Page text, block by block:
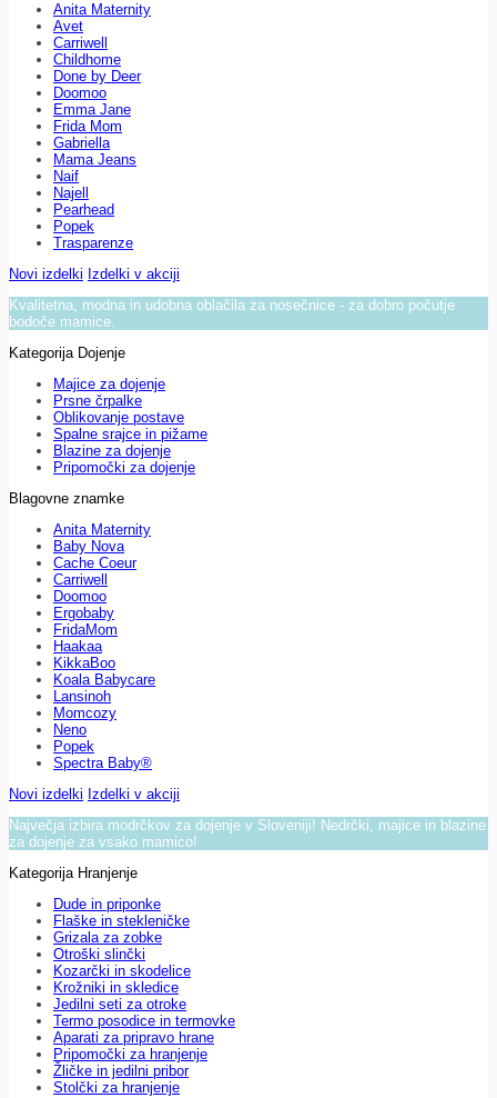
Anita Maternity
Avet
Carriwell
Childhome
Done by Deer
Doomoo
Emma Jane
Frida Mom
Gabriella
Mama Jeans
Naif
Najell
Pearhead
Popek
Trasparenze
Novi izdelki Izdelki v akciji
Kvalitetna, modna in udobna oblačila za nosečnice - za dobro počutje
bodoče mamice.
Kategorija Dojenje
Majice za dojenje
Prsne črpalke
Oblikovanje postave
Spalne srajce in pižame
Blazine za dojenje
Pripomočki za dojenje
Blagovne znamke
Anita Maternity
Baby Nova
Cache Coeur
Carriwell
Doomoo
Ergobaby
FridaMom
Haakaa
KikkaBoo
Koala Babycare
Lansinoh
Momcozy
Neno
Popek
Spectra Baby®
Novi izdelki Izdelki v akciji
Največja izbira modrčkov za dojenje v Sloveniji! Nedrčki, majice in blazine
za dojenje za vsako mamico!
Kategorija Hranjenje
Dude in priponke
Flaške in stekleničke
Grizala za zobke
Otroški slinčki
Kozarčki in skodelice
Krožniki in skledice
Jedilni seti za otroke
Termo posodice in termovke
Aparati za pripravo hrane
Pripomočki za hranjenje
Žličke in jedilni pribor
Stolčki za hranjenje